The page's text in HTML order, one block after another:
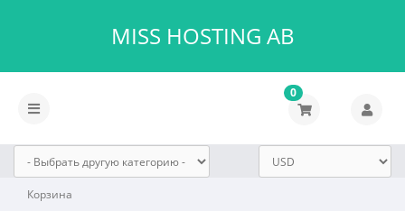
MISS HOSTING AB
Переключить
0
Корзина